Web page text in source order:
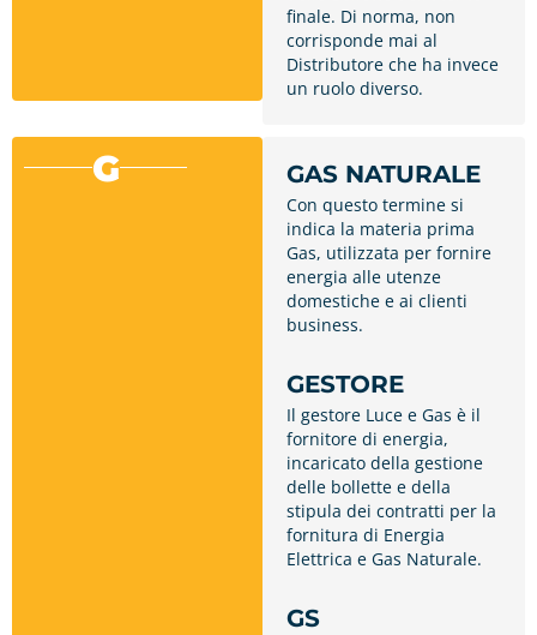
finale. Di norma, non
corrisponde mai al
Distributore che ha invece
un ruolo diverso.
G GAS NATURALE
Con questo termine si
indica la materia prima
Gas, utilizzata per fornire
energia alle utenze
domestiche e ai clienti
business.
GESTORE
Il gestore Luce e Gas è il
fornitore di energia,
incaricato della gestione
delle bollette e della
stipula dei contratti per la
fornitura di Energia
Elettrica e Gas Naturale.
GS